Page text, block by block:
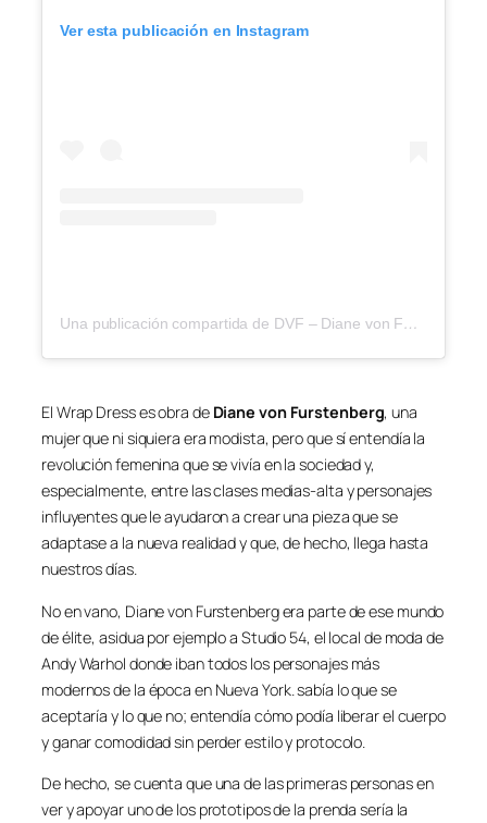
Ver esta publicación en Instagram
Una publicación compartida de DVF – Diane von Furstenberg (@dvf)
El Wrap Dress es obra de Diane von Furstenberg, una
mujer que ni siquiera era modista, pero que sí entendía la
revolución femenina que se vivía en la sociedad y,
especialmente, entre las clases medias-alta y personajes
influyentes que le ayudaron a crear una pieza que se
adaptase a la nueva realidad y que, de hecho, llega hasta
nuestros días.
No en vano, Diane von Furstenberg era parte de ese mundo
de élite, asidua por ejemplo a Studio 54, el local de moda de
Andy Warhol donde iban todos los personajes más
modernos de la época en Nueva York. sabía lo que se
aceptaría y lo que no; entendía cómo podía liberar el cuerpo
y ganar comodidad sin perder estilo y protocolo.
De hecho, se cuenta que una de las primeras personas en
ver y apoyar uno de los prototipos de la prenda sería la